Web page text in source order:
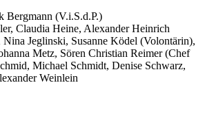
Bergmann (V.i.S.d.P.)
Claudia Heine, Alexander Heinrich
Nina Jeglinski, Susanne Ködel (Volontärin),
Metz, Sören Christian Reimer (Chef
Michael Schmidt, Denise Schwarz,
Weinlein